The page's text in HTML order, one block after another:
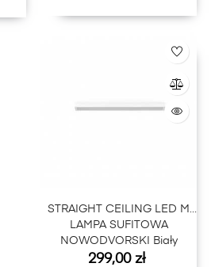
STRAIGHT CEILING LED M
LAMPA SUFITOWA
NOWODVORSKI Biały
Cena
299,00 zł